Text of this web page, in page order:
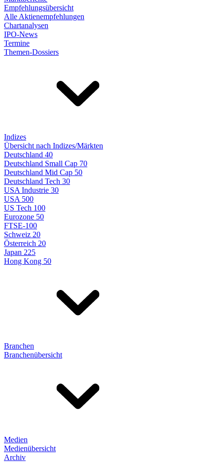
Empfehlungsübersicht
Alle Aktienempfehlungen
Chartanalysen
IPO-News
Termine
Themen-Dossiers
Indizes
Übersicht nach Indizes/Märkten
Deutschland 40
Deutschland Small Cap 70
Deutschland Mid Cap 50
Deutschland Tech 30
USA Industrie 30
USA 500
US Tech 100
Eurozone 50
FTSE-100
Schweiz 20
Österreich 20
Japan 225
Hong Kong 50
Branchen
Branchenübersicht
Medien
Medienübersicht
Archiv